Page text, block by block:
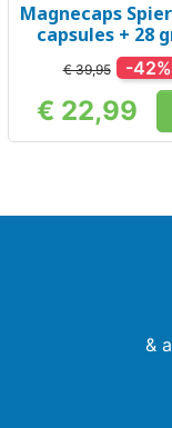
Magnecaps
capsules + 28
€ 39,95 -42%
Prijs
€ 22,99
&